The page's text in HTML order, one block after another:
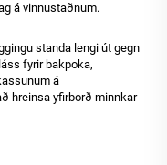
á vinnustaðnum.
standa lengi út gegn
fyrir bakpoka,
á
hreinsa yfirborð minnkar